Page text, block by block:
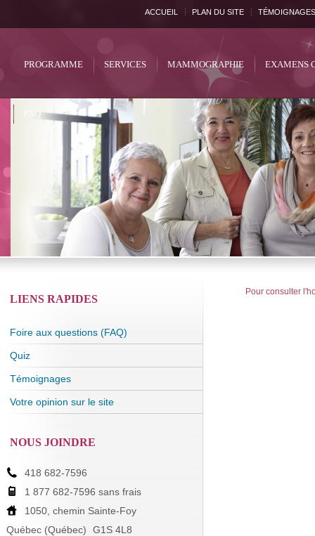
ACCUEIL PLAN DU SITE TÉMOIGNAGES
PROGRAMME SERVICES MAMMOGRAPHIE EXAMENS
FAQ
Pour consulter
LIENS RAPIDES
Foire aux questions (FAQ)
Quiz
Témoignages
Votre opinion sur le site
NOUS JOINDRE
418 682-7596
1 877 682-7596 sans frais
1050, chemin Sainte-Foy
Québec (Québec)
G1S 4L8